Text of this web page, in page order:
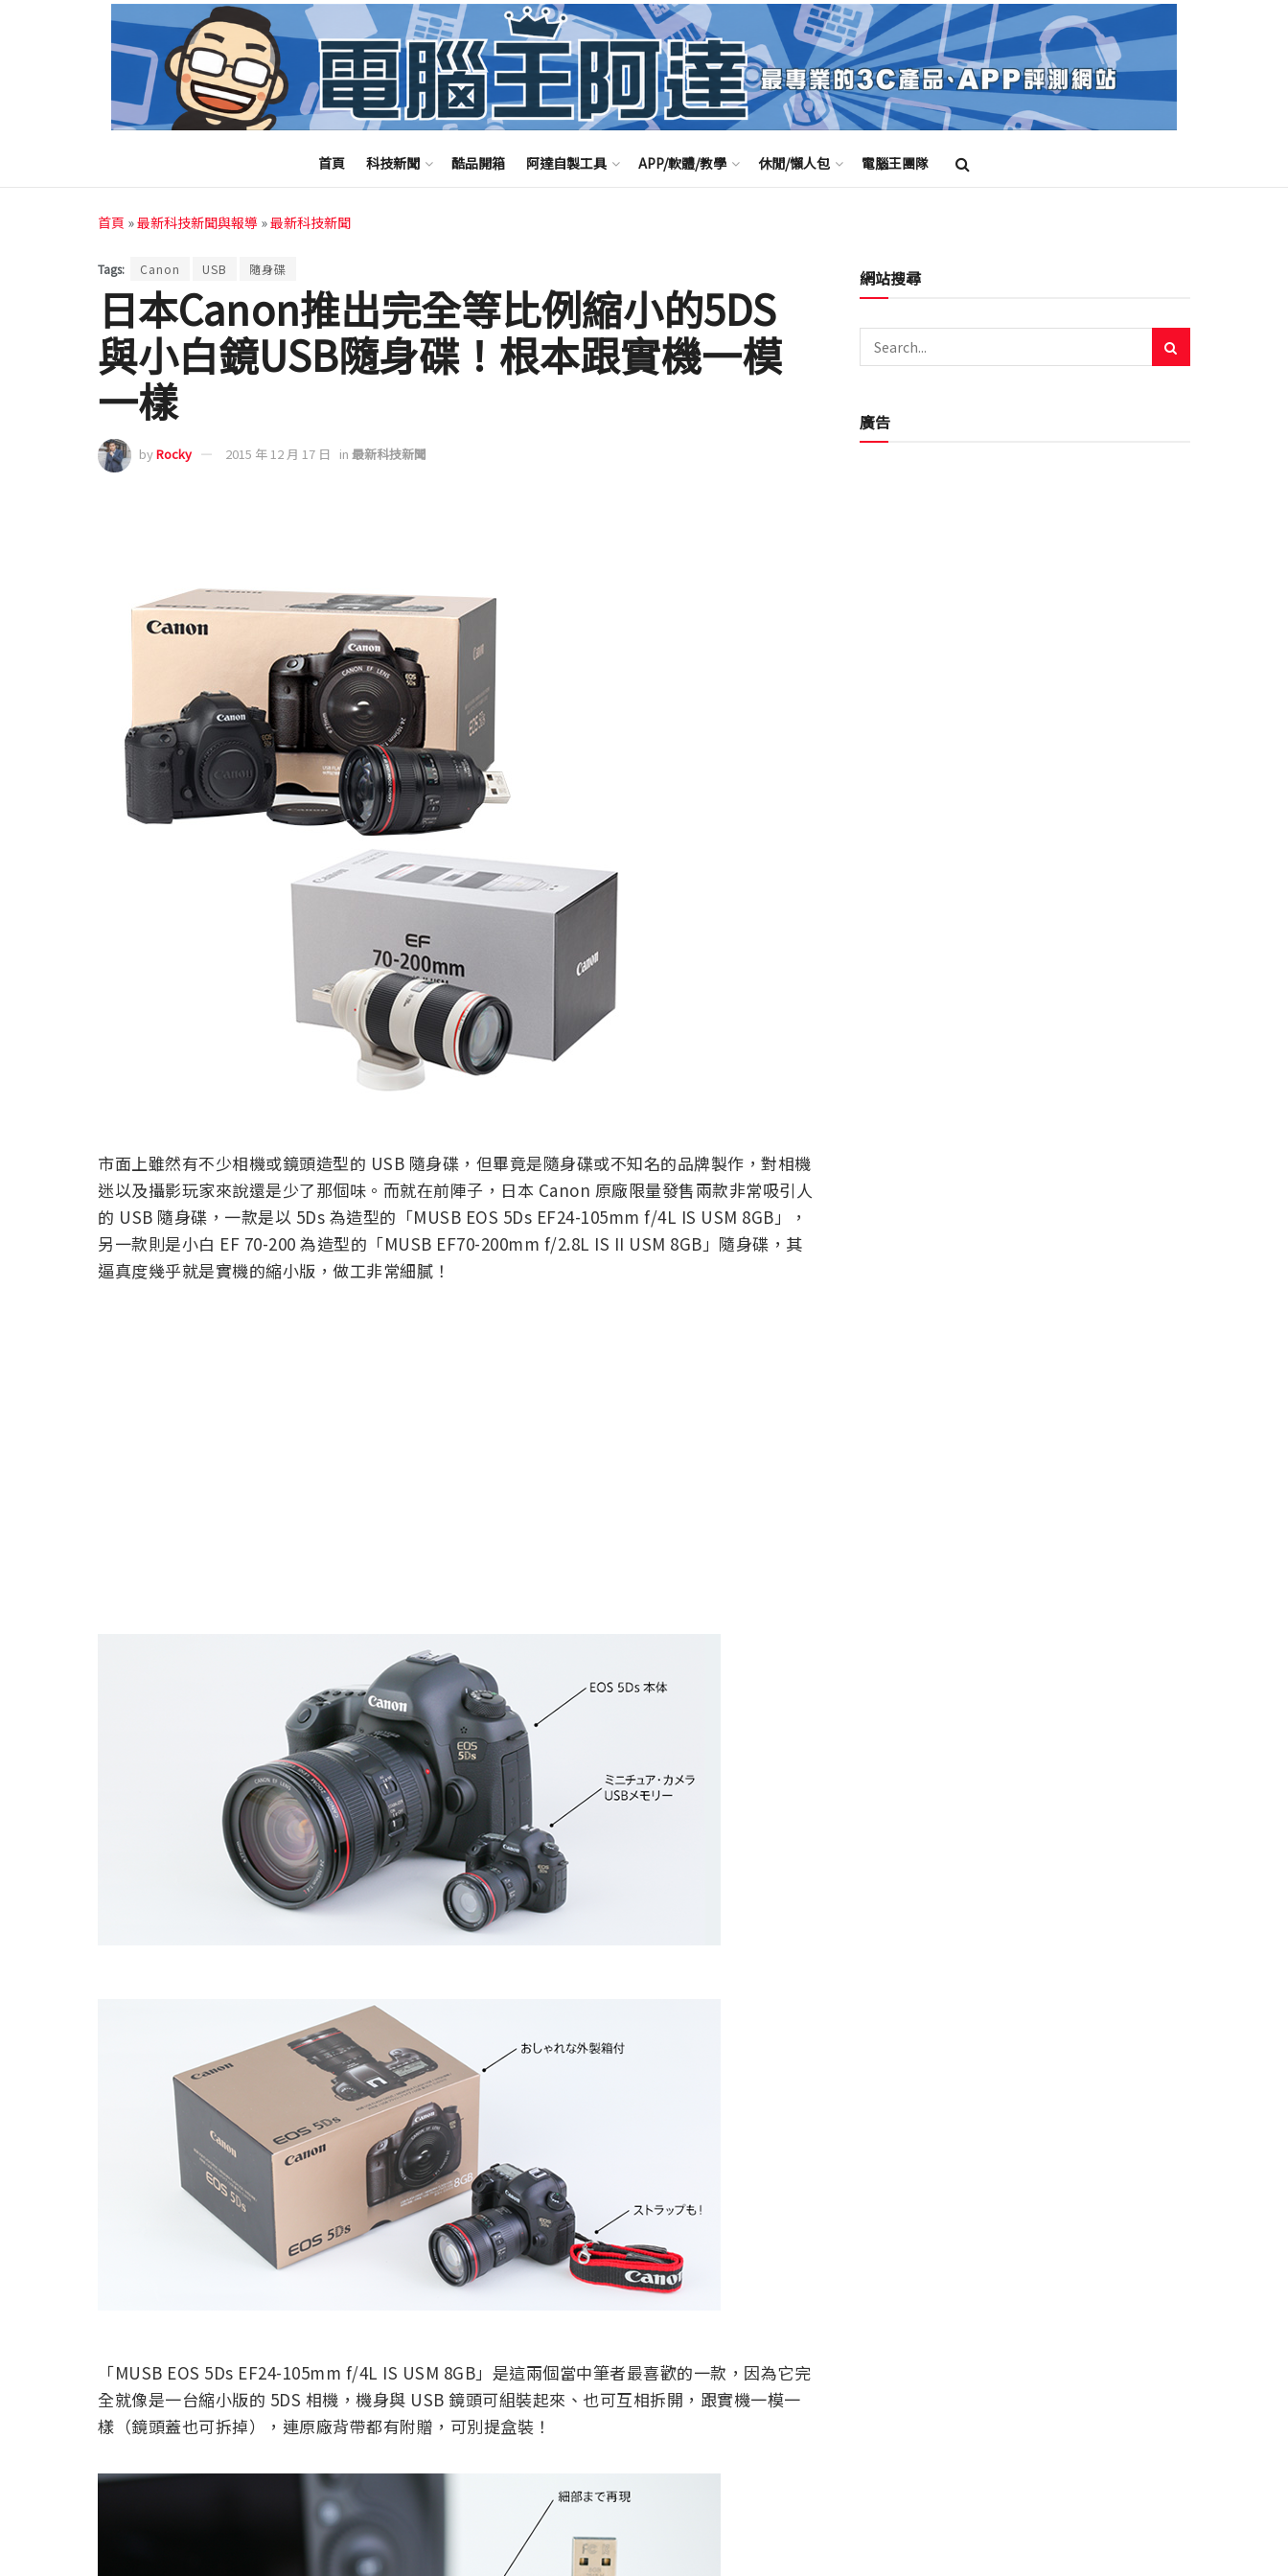
首頁 科技新聞 酷品開箱 阿達自製工具 APP/軟體/教學 休閒/懶人包 電腦王團隊
首頁 »最新科技新聞與報導 »最新科技新聞
Tags: Canon USB 隨身碟
日本Canon推出完全等比例縮小的5DS
與小白鏡USB隨身碟！根本跟實機一模
一樣
byRocky 2015 年 12 月 17 日 in 最新科技新聞
市面上雖然有不少相機或鏡頭造型的 USB 隨身碟，但畢竟是隨身碟或不知名的品牌製作，對相機
迷以及攝影玩家來說還是少了那個味。而就在前陣子，日本 Canon 原廠限量發售兩款非常吸引人
的 USB 隨身碟，一款是以 5Ds 為造型的「MUSB EOS 5Ds EF24-105mm f/4L IS USM 8GB」，
另一款則是小白 EF 70-200 為造型的「MUSB EF70-200mm f/2.8L IS II USM 8GB」隨身碟，其
逼真度幾乎就是實機的縮小版，做工非常細膩！
「MUSB EOS 5Ds EF24-105mm f/4L IS USM 8GB」是這兩個當中筆者最喜歡的一款，因為它完
全就像是一台縮小版的 5DS 相機，機身與 USB 鏡頭可組裝起來、也可互相拆開，跟實機一模一
樣（鏡頭蓋也可拆掉），連原廠背帶都有附贈，可別提盒裝！
網站搜尋
廣告